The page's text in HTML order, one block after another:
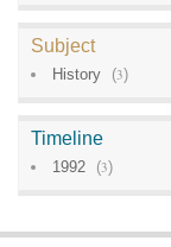
Subject
History (3)
Timeline
1992 (3)